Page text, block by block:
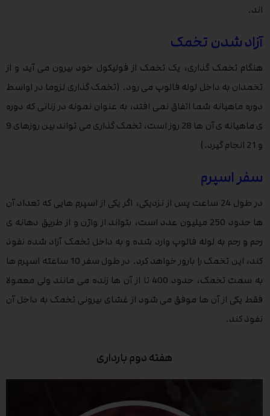
اند.
آزاد شدن تخمک
هنگام تخمک گذاری، یک تخمک از فولیکول خود بیرون می آید و از
تخمدان به داخل لوله فالوپ می رود. (تخمک گذاری لزوما در اواسط
دوره ماهیانه شما اتفاق نمی افتد، به عنوان نمونه در زنانی که دوره
ی ماهیانه ی آن ها 28 روز است، تخمک گذاری می تواند بین روزهای 9
و 21 انجام گیرد.)
سفر اسپرم
در طول 24 ساعت پس از نزدیکی، اگر یکی از اسپرم هایی که تعداد آن
ها حدود 250 میلیون عدد است، بتواند از واژن و از طریق دهانه ی
رحم و رحم به لوله فالوپ وارد شده و به داخل تخمک آزاد شده نفوذ
کند، این تخمک را بارور خواهد کرد. در طول سفر 10 ساعته اسپرم ها
به سمت تخمک، حدود 400 تا از آن ها زنده می مانند ولی معمولا
فقط یکی از آن ها موفق می شود از غشای بیرونی تخمک به داخل آن
نفوذ کند.
هفته دوم بارداری